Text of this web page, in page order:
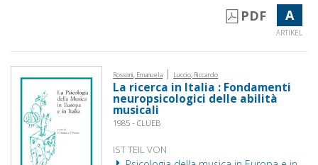
PDF A
ARTIKEL
Rossoni, Emanuela | Luccio, Riccardo
La ricerca in Italia : Fondamenti
neuropsicologici delle abilità
musicali
1985 - CLUEB
IST TEIL VON